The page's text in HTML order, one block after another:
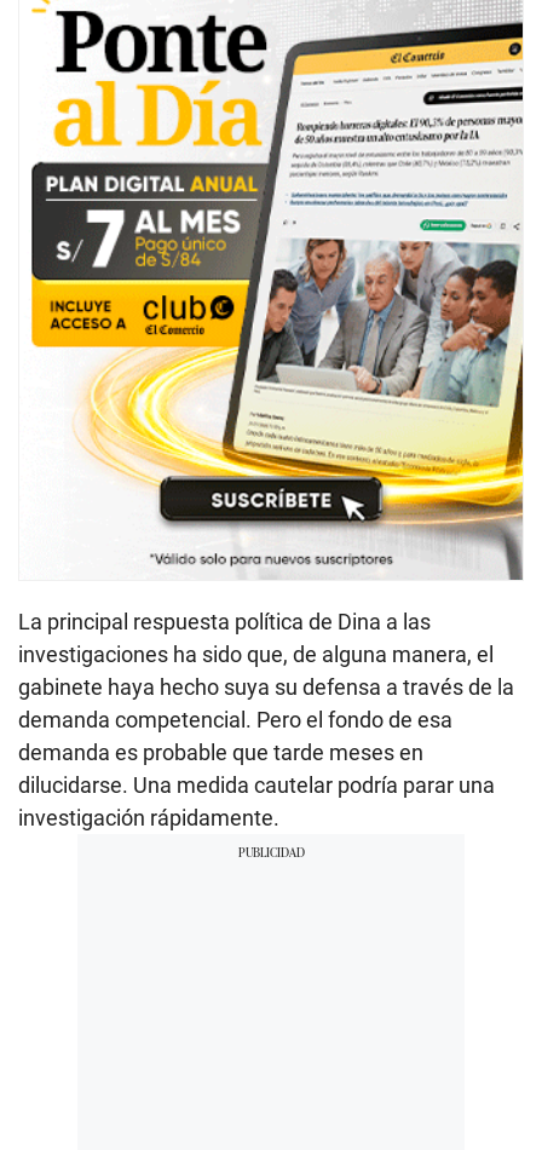
La principal respuesta política de Dina a las
investigaciones ha sido que, de alguna manera, el
gabinete haya hecho suya su defensa a través de la
demanda competencial. Pero el fondo de esa
demanda es probable que tarde meses en
dilucidarse. Una medida cautelar podría parar una
investigación rápidamente.